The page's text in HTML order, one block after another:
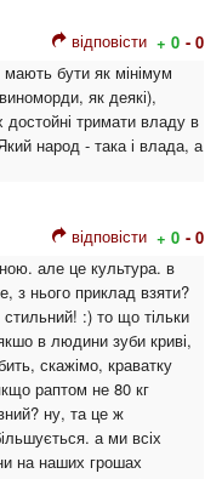
відповісти + 0 - 0
бути як мінімум
як деякі),
достойні тримати владу в
народ - така і влада, а
відповісти + 0 - 0
але це культура. в
з нього приклад взяти?
стильний! :) то що тільки
в людини зуби криві,
скажімо, краватку
раптом не 80 кг
ну, та це ж
а ми всіх
на наших грошах